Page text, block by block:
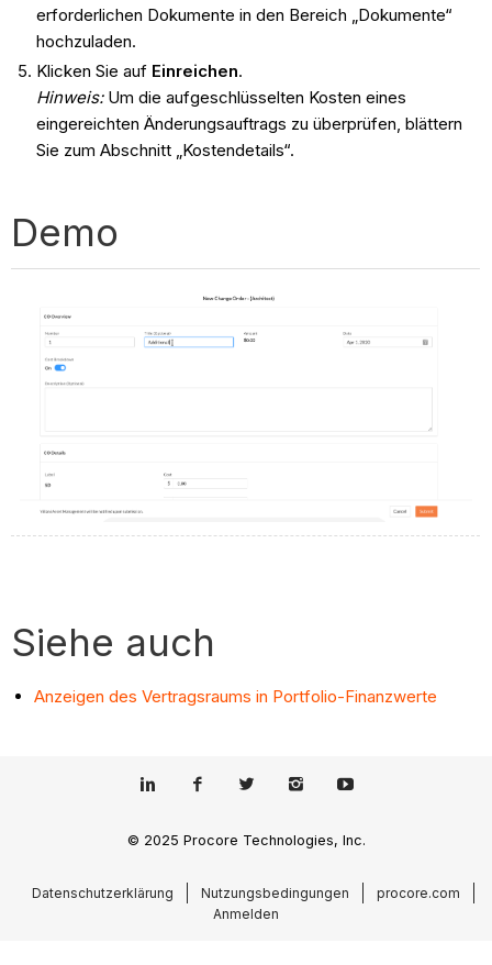
erforderlichen Dokumente in den Bereich „Dokumente“
hochzuladen.
Klicken Sie auf Einreichen.
Hinweis: Um die aufgeschlüsselten Kosten eines
eingereichten Änderungsauftrags zu überprüfen, blättern
Sie zum Abschnitt „Kostendetails“.
Demo
Siehe auch
Anzeigen des Vertragsraums in Portfolio-Finanzwerte
© 2025 Procore Technologies, Inc.
Datenschutzerklärung Nutzungsbedingungen
procore.com
Anmelden